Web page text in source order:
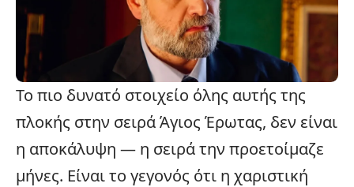
Το πιο δυνατό στοιχείο όλης αυτής της
πλοκής στην σειρά Άγιος Έρωτας, δεν είναι
η αποκάλυψη — η σειρά την προετοίμαζε
μήνες. Είναι το γεγονός ότι η χαριστική